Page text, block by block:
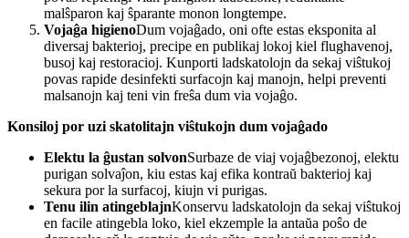
malŝparon kaj ŝparante monon longtempe.
Vojaĝa higienoDum vojaĝado, oni ofte estas eksponita al
diversaj bakterioj, precipe en publikaj lokoj kiel flughavenoj,
busoj kaj restoracioj. Kunporti ladskatolojn da sekaj viŝtukoj
povas rapide desinfekti surfacojn kaj manojn, helpi preventi
malsanojn kaj teni vin freŝa dum via vojaĝo.
Konsiloj por uzi skatolitajn viŝtukojn dum vojaĝado
Elektu la ĝustan solvonSurbaze de viaj vojaĝbezonoj, elektu
purigan solvaĵon, kiu estas kaj efika kontraŭ bakterioj kaj
sekura por la surfacoj, kiujn vi purigas.
Tenu ilin atingeblajnKonservu ladskatolojn da sekaj viŝtukoj
en facile atingebla loko, kiel ekzemple la antaŭa poŝo de